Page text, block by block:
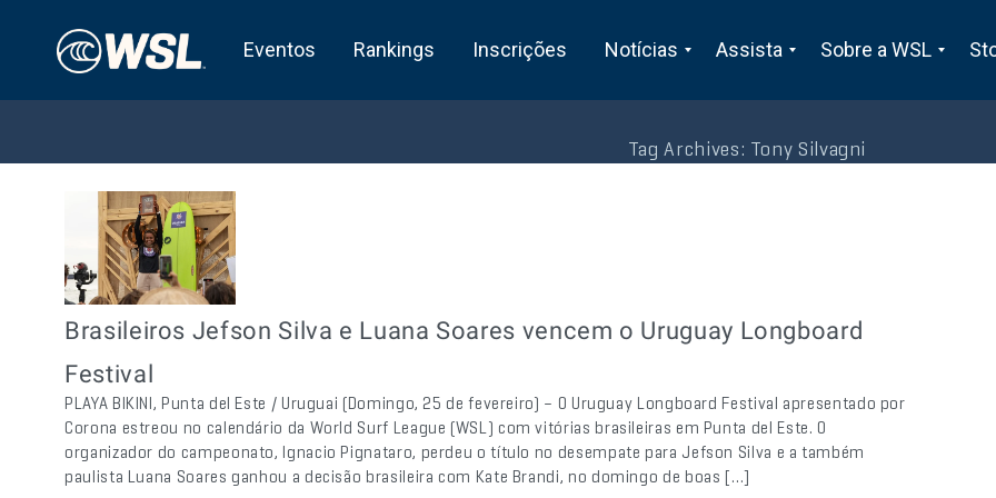
Eventos Rankings Inscrições Notícias Assista Sobre a WSL
Tag Archives: Tony Silvagni
Brasileiros Jefson Silva e Luana Soares vencem o Uruguay Longboard
Festival
PLAYA BIKINI, Punta del Este / Uruguai (Domingo, 25 de fevereiro) – O Uruguay Longboard Festival apresentado por
Corona estreou no calendário da World Surf League (WSL) com vitórias brasileiras em Punta del Este. O
organizador do campeonato, Ignacio Pignataro, perdeu o título no desempate para Jefson Silva e a também
paulista Luana Soares ganhou a decisão brasileira com Kate Brandi, no domingo de boas […]